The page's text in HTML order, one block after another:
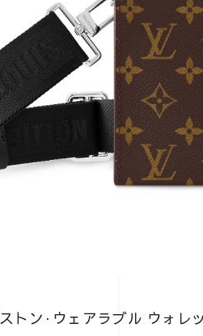
トン·ウェアラブル ウォレ